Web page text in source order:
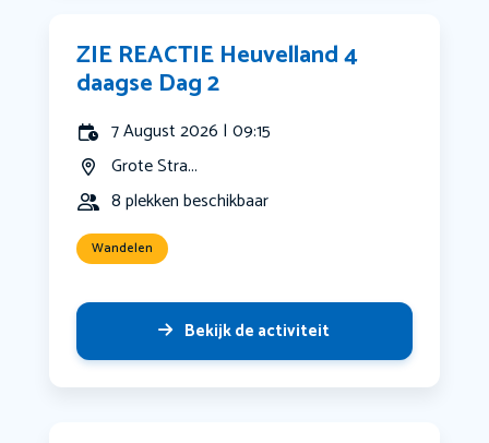
ZIE REACTIE Heuvelland 4
daagse Dag 2
7 August 2026 | 09:15
Grote Stra...
8 plekken beschikbaar
Wandelen
Bekijk de activiteit